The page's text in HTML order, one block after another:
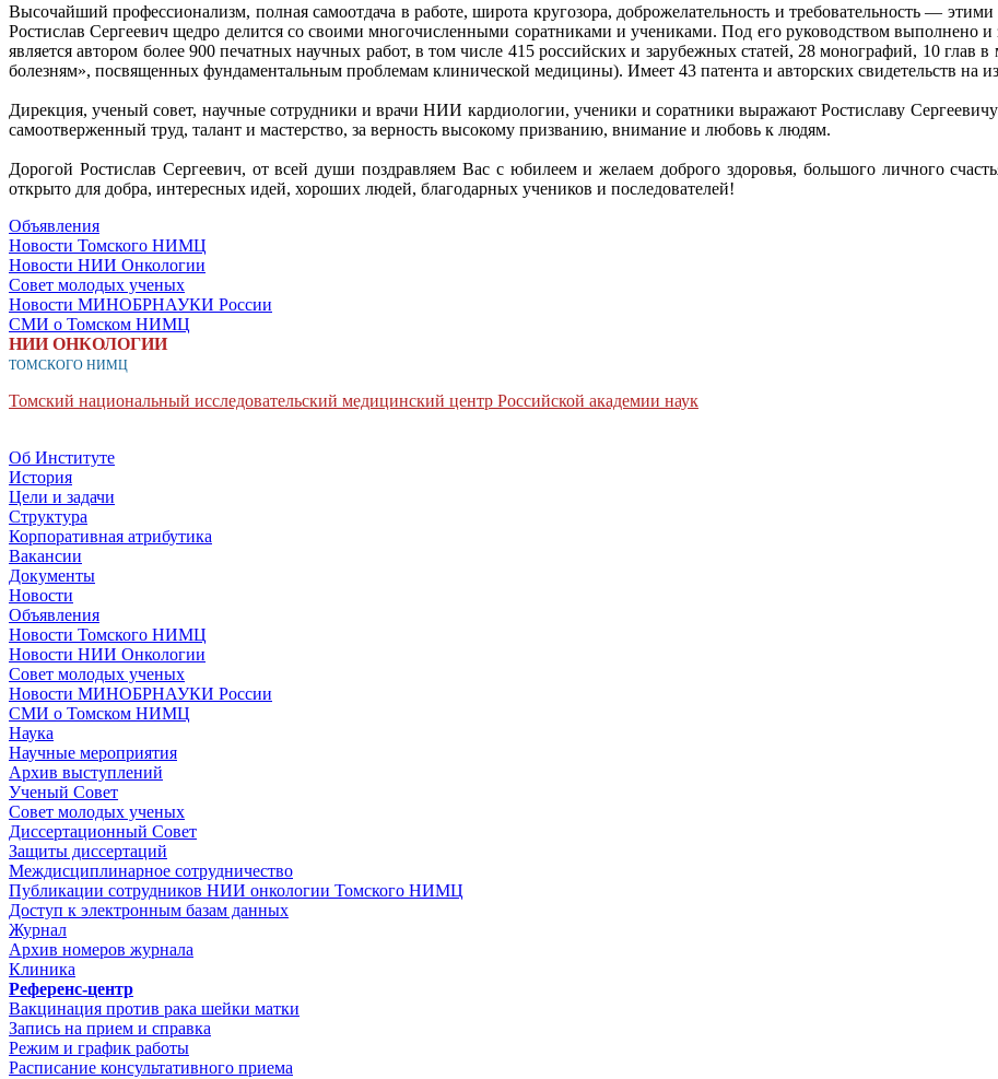
Высочайший профессионализм, полная самоотдача в работе, широта кругозора, доброжелательность и требовательность —
Ростислав Сергеевич щедро делится со своими многочисленными соратниками и учениками. Под его руководством выполнено
является автором более 900 печатных научных работ, в том числе 415 российских и зарубежных статей, 28 монографий, 10 глав
болезням», посвященных фундаментальным проблемам клинической медицины). Имеет 43 патента и авторских свидетельств на
Дирекция, ученый совет, научные сотрудники и врачи НИИ кардиологии, ученики и соратники выражают Ростиславу
самоотверженный труд, талант и мастерство, за верность высокому призванию, внимание и любовь к людям.
Дорогой Ростислав Сергеевич, от всей души поздравляем Вас с юбилеем и желаем доброго здоровья, большого личного
открыто для добра, интересных идей, хороших людей, благодарных учеников и последователей!
Объявления
Новости Томского НИМЦ
Новости НИИ Онкологии
Совет молодых ученых
Новости МИНОБРНАУКИ России
СМИ о Томском НИМЦ
НИИ ОНКОЛОГИИ
ТОМСКОГО НИМЦ
Томский национальный исследовательский медицинский центр Российской академии наук
Об Институте
История
Цели и задачи
Структура
Корпоративная атрибутика
Вакансии
Документы
Новости
Объявления
Новости Томского НИМЦ
Новости НИИ Онкологии
Совет молодых ученых
Новости МИНОБРНАУКИ России
СМИ о Томском НИМЦ
Наука
Научные мероприятия
Архив выступлений
Ученый Совет
Совет молодых ученых
Диссертационный Совет
Защиты диссертаций
Междисциплинарное сотрудничество
Публикации сотрудников НИИ онкологии Томского НИМЦ
Доступ к электронным базам данных
Журнал
Архив номеров журнала
Клиника
Референс-центр
Вакцинация против рака шейки матки
Запись на прием и справка
Режим и график работы
Расписание консультативного приема